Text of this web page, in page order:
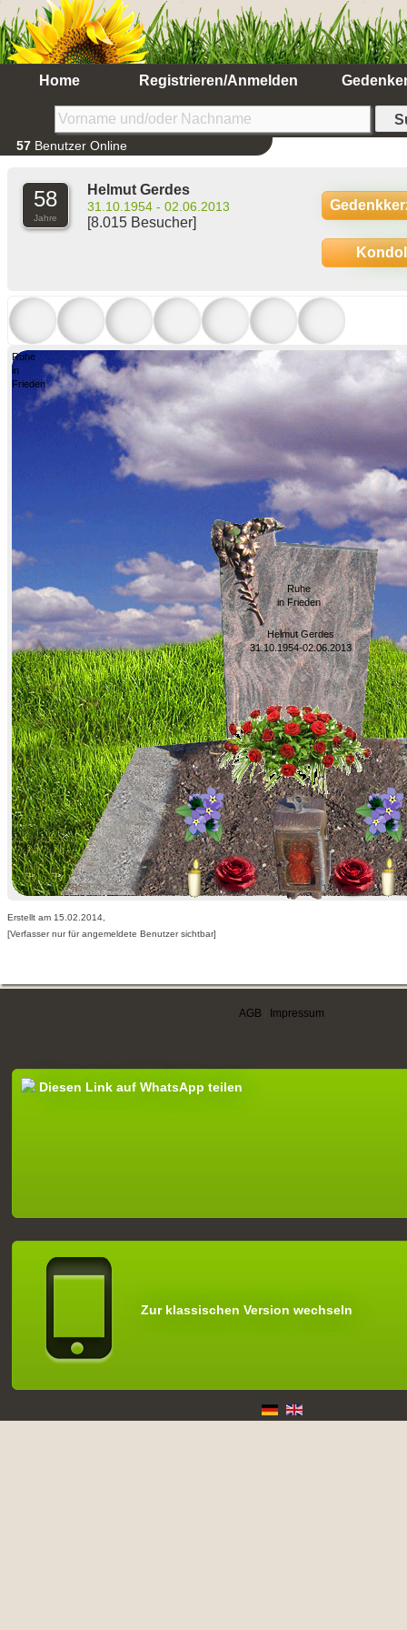
Home Registrieren/Anmelden
57 Benutzer Online
58
Jahre
Helmut Gerdes
31.10.1954 - 02.06.2013
[8.015 Besucher]
Ruhe
in
Frieden
Ruhe
in Frieden
Helmut Gerdes
31.10.1954-02.06.2013
Erstellt am 15.02.2014,
[Verfasser nur für angemeldete Benutzer sichtbar]
AGB Impressum
Diesen Link auf WhatsApp teilen
Zur klassischen Version wechseln